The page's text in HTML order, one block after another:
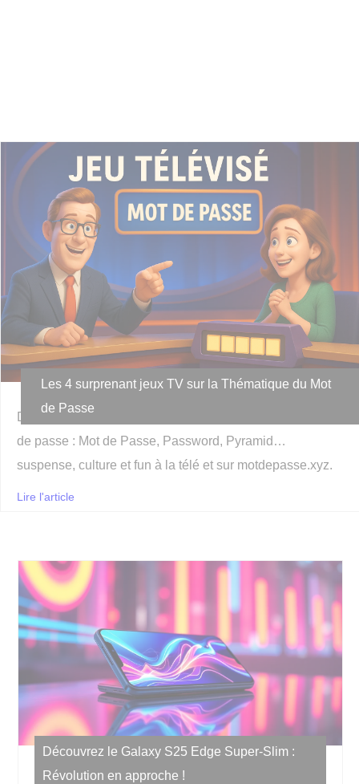
Les 4 surprenant jeux TV sur la Thématique du Mot
de Passe
Découvrez les plus surprenant jeux TV autour des mots
de passe : Mot de Passe, Password, Pyramid…
suspense, culture et fun à la télé et sur motdepasse.xyz.
Lire l'article
Découvrez le Galaxy S25 Edge Super-Slim :
Révolution en approche !